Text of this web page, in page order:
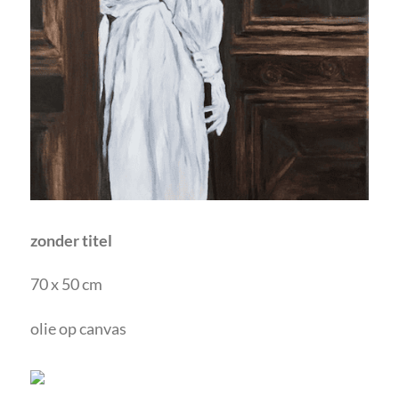
zonder titel
70 x 50 cm
olie op canvas